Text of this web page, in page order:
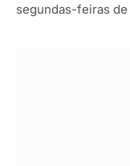
segundas-feiras